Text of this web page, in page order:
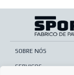
SOBRE NÓS
SERVIÇOS